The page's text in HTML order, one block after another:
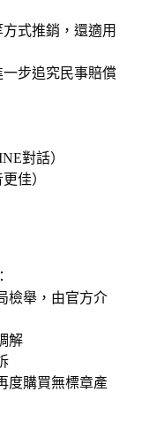
式推銷，還適用
步追究民事賠償
對話）
佳）
檢舉，由官方介
解
度購買無標章產